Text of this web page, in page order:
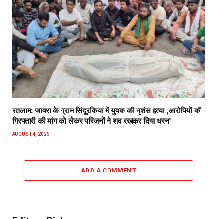
रतलाम: जावरा के ग्राम सिंदूरकिया में युवक की नृशंस हत्या ,आरोपियों की
गिरफ्तारी की मांग को लेकर परिजनों ने शव रखकर दिया धरना
AUGUST 4, 2026
ADD A COMMENT